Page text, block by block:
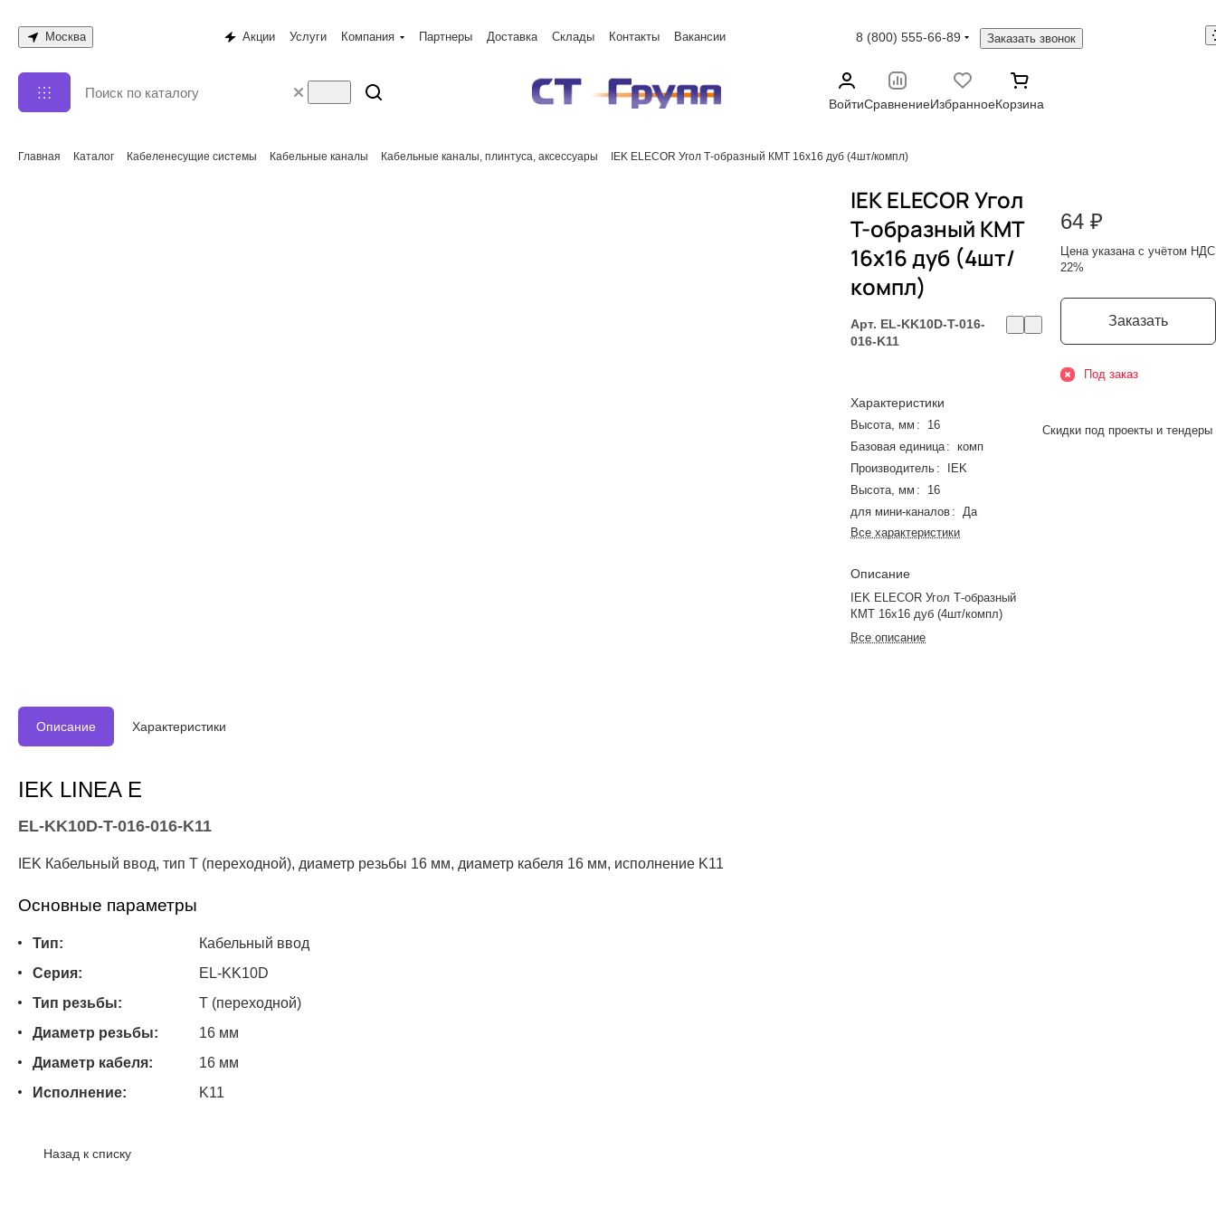
Москва Акции Услуги Компания Партнеры Доставка Склады Контакты Вакансии 8 (800) 555-66-89 Заказать звонок
ВойтиСравнениеИзбранноеКорзина
Главная Каталог Кабеленесущие системы Кабельные каналы Кабельные каналы, плинтуса, аксессуары IEK ELECOR Угол Т-образный КМТ 16х16 дуб (4шт/компл)
IEK ELECOR Угол
Т-образный КМТ
16х16 дуб (4шт/
компл)
Арт. EL-KK10D-T-016-
016-K11
Характеристики
Высота, мм :
16
Базовая единица : комп
Производитель :
IEK
Высота, мм :
16
для мини-каналов : Да
Все характеристики
Описание
IEK ELECOR Угол Т-образный
КМТ 16х16 дуб (4шт/компл)
Все описание
64 ₽
Цена указана с учётом НДС
22%
Заказать
Под заказ
Скидки под проекты и тендеры
Описание Характеристики
IEK LINEA E
EL-KK10D-T-016-016-K11
IEK Кабельный ввод, тип T (переходной), диаметр резьбы 16 мм, диаметр кабеля 16 мм, исполнение K11
Основные параметры
Тип:
Кабельный ввод
Серия:
EL-KK10D
Тип резьбы:
T (переходной)
Диаметр резьбы:
16 мм
Диаметр кабеля:
16 мм
Исполнение:
K11
Назад к списку